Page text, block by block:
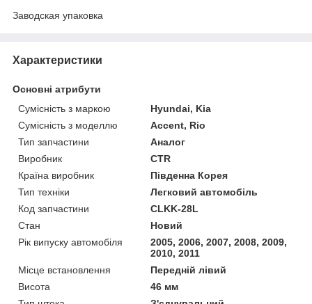
Заводская упаковка
Характеристики
Основні атрибути
Сумісність з маркою
Hyundai, Kia
Сумісність з моделлю
Accent, Rio
Тип запчастини
Аналог
Виробник
CTR
Країна виробник
Південна Корея
Тип техніки
Легковий автомобіль
Код запчастини
CLKK-28L
Стан
Новий
Рік випуску автомобіля
2005, 2006, 2007, 2008, 2009,
2010, 2011
Місце встановлення
Передній лівий
Висота
46 мм